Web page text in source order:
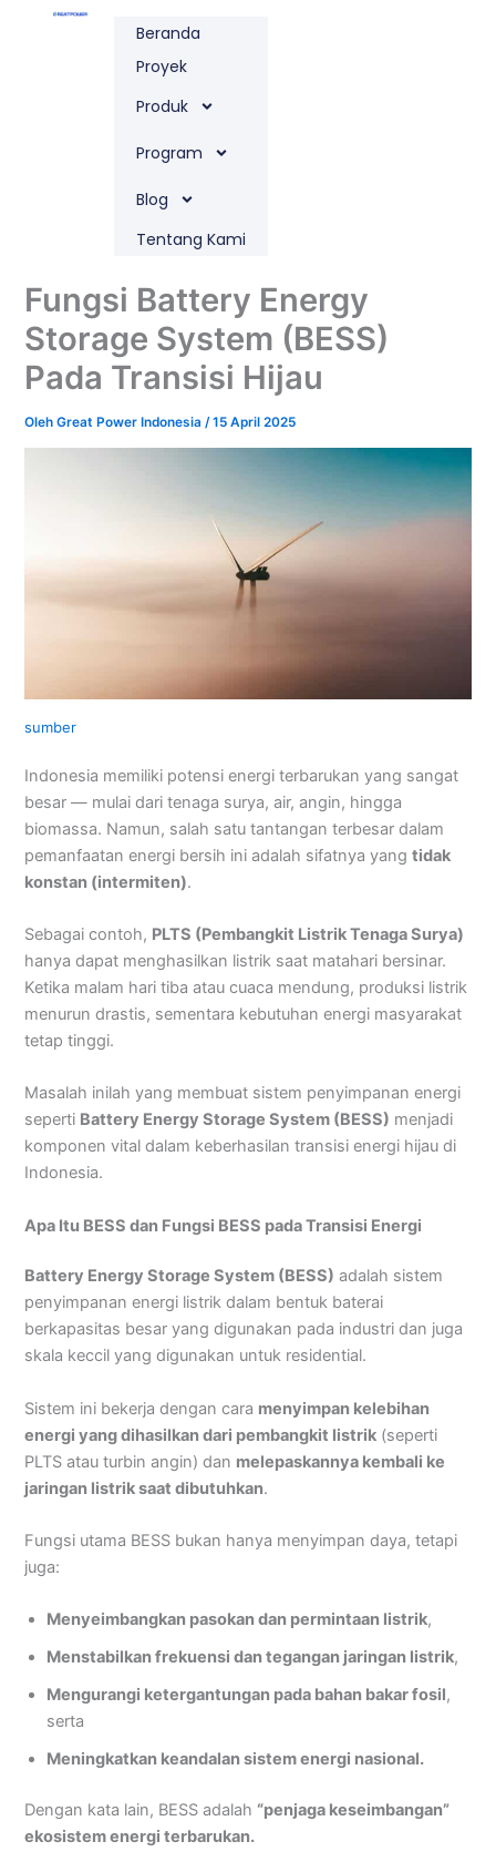
Beranda
Proyek
Produk
Program
Blog
Tentang Kami
Fungsi Battery Energy
Storage System (BESS)
Pada Transisi Hijau
OlehGreat Power Indonesia/15 April 2025
sumber
Indonesia memiliki potensi energi terbarukan yang sangat
besar — mulai dari tenaga surya, air, angin, hingga
biomassa. Namun, salah satu tantangan terbesar dalam
pemanfaatan energi bersih ini adalah sifatnya yangtidak
konstan (intermiten).
Sebagai contoh, PLTS (Pembangkit Listrik Tenaga Surya)
hanya dapat menghasilkan listrik saat matahari bersinar.
Ketika malam hari tiba atau cuaca mendung, produksi listrik
menurun drastis, sementara kebutuhan energi masyarakat
tetap tinggi.
Masalah inilah yang membuat sistem penyimpanan energi
seperti Battery Energy Storage System (BESS) menjadi
komponen vital dalam keberhasilan transisi energi hijau di
Indonesia.
Apa Itu BESS dan Fungsi BESS pada Transisi Energi
Battery Energy Storage System (BESS) adalah sistem
penyimpanan energi listrik dalam bentuk baterai
berkapasitas besar yang digunakan pada industri dan juga
skala keccil yang digunakan untuk residential.
Sistem ini bekerja dengan cara menyimpan kelebihan
energi yang dihasilkan dari pembangkit listrik (seperti
PLTS atau turbin angin) dan melepaskannya kembali ke
jaringan listrik saat dibutuhkan.
Fungsi utama BESS bukan hanya menyimpan daya, tetapi
juga:
Menyeimbangkan pasokan dan permintaan listrik,
Menstabilkan frekuensi dan tegangan jaringan listrik,
Mengurangi ketergantungan pada bahan bakar fosil,
serta
Meningkatkan keandalan sistem energi nasional.
Dengan kata lain, BESS adalah “penjaga keseimbangan”
ekosistem energi terbarukan.